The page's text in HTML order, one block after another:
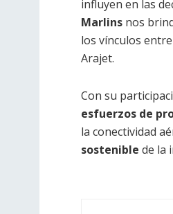
influyen en las
Marlins nos
los vínculos
Arajet.
Con su
esfuerzos de
la conectividad
sostenible de la